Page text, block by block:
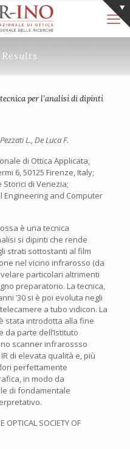
per l’analisi di dipinti
L., De Luca F.
di Ottica Applicata,
6, 50125 Firenze, Italy;
di Venezia;
Engineering and Computer
è una tecnica
si dipinti che rende
strati sottostanti al film
nel vicino infrarosso (da
particolari altrimenti
preparatorio. La tecnica,
’30 si è poi evoluta negli
telecamere a tubo vidicon. La
stata introdotta alla fine
da parte dell’Istituto
scanner infrarossso
di elevata qualità e, più
perfettamente
in modo da
di fondamentale
OPTICAL SOCIETY OF